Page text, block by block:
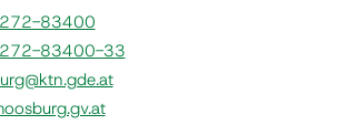
83400
83400-33